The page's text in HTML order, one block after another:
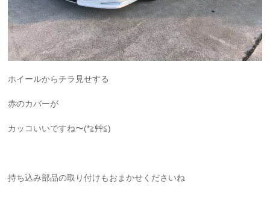
ホイールからチラ見せする
赤のカバーが
カッコいいですね〜(*≧艸≦)
持ち込み部品の取り付けもおまかせくださいね